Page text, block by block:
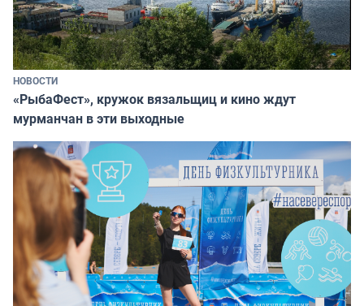
НОВОСТИ
«РыбаФест», кружок вязальщиц и кино ждут
мурманчан в эти выходные